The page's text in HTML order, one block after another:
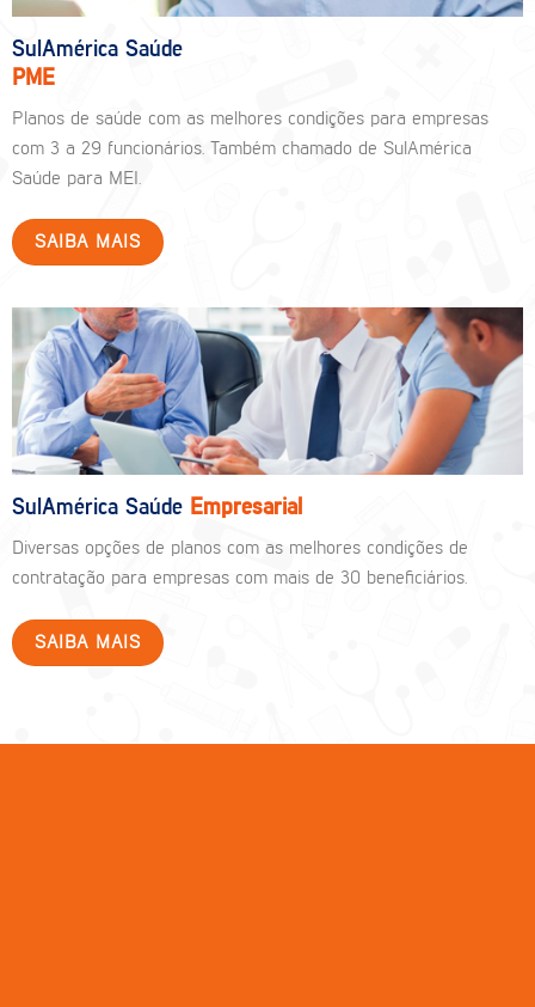
SulAmérica Saúde
PME
Planos de saúde com as melhores condições para empresas
com 3 a 29 funcionários. Também chamado de SulAmérica
Saúde para MEI.
SAIBA MAIS
SulAmérica Saúde Empresarial
Diversas opções de planos com as melhores condições de
contratação para empresas com mais de 30 beneficiários.
SAIBA MAIS